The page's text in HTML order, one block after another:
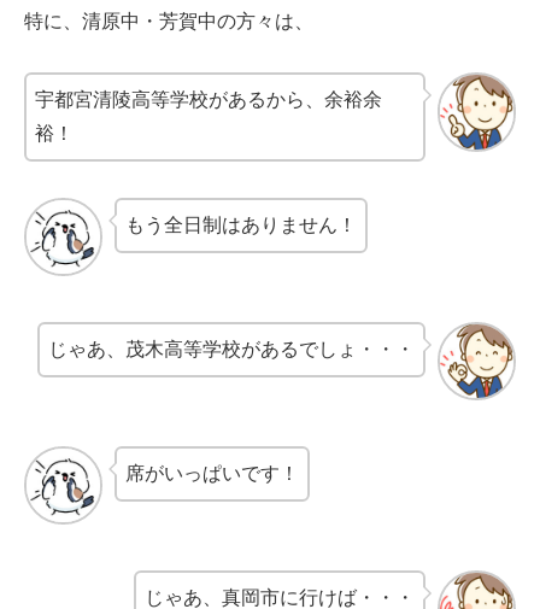
特に、清原中・芳賀中の方々は、
宇都宮清陵高等学校があるから、余裕余
裕！
もう全日制はありません！
じゃあ、茂木高等学校があるでしょ・・・
席がいっぱいです！
じゃあ、真岡市に行けば・・・